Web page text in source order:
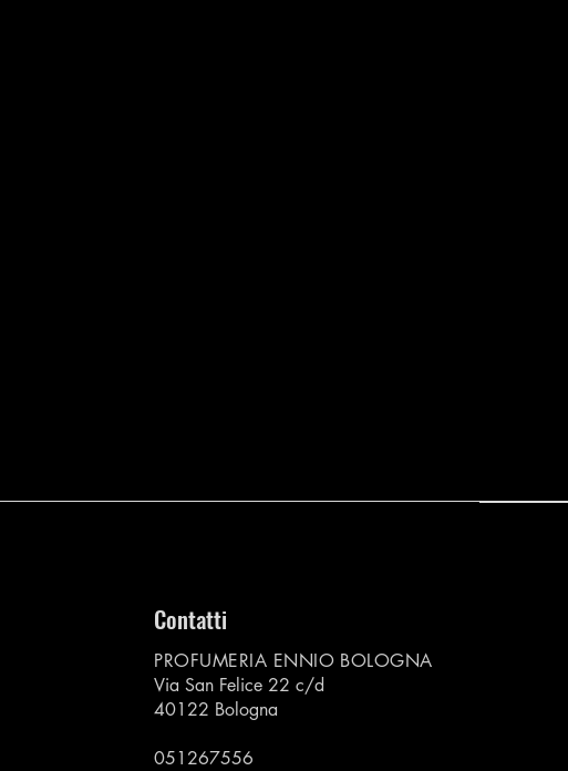
Contatti
PROFUMERIA ENNIO BOLOGNA
Via San Felice 22 c/d
40122 Bologna
051267556